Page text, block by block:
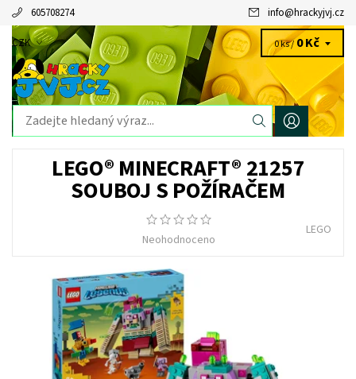
605708274 info@hrackyjvj.cz
CZK 0 ks /0 Kč
LEGO® MINECRAFT® 21257
SOUBOJ S POŽÍRAČEM
Neohodnoceno
LEGO